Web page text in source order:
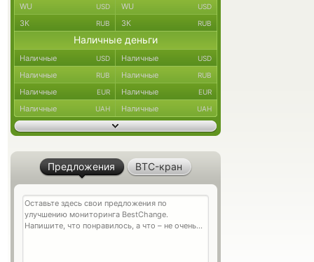
WU USD WU USD
ЗК RUB ЗК RUB
Наличные деньги
Наличные USD Наличные USD
Наличные RUB Наличные RUB
Наличные EUR Наличные EUR
Наличные UAH Наличные UAH
Предложения BTC-кран